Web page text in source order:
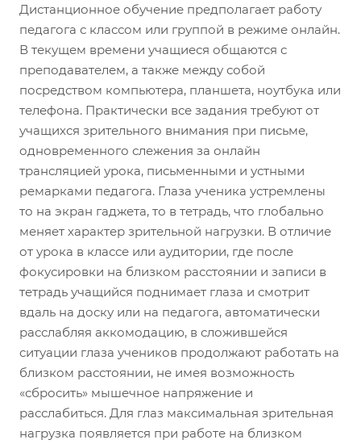
Дистанционное обучение предполагает работу
педагога с классом или группой в режиме онлайн.
В текущем времени учащиеся общаются с
преподавателем, а также между собой
посредством компьютера, планшета, ноутбука или
телефона. Практически все задания требуют от
учащихся зрительного внимания при письме,
одновременного слежения за онлайн
трансляцией урока, письменными и устными
ремарками педагога. Глаза ученика устремлены
то на экран гаджета, то в тетрадь, что глобально
меняет характер зрительной нагрузки. В отличие
от урока в классе или аудитории, где после
фокусировки на близком расстоянии и записи в
тетрадь учащийся поднимает глаза и смотрит
вдаль на доску или на педагога, автоматически
расслабляя аккомодацию, в сложившейся
ситуации глаза учеников продолжают работать на
близком расстоянии, не имея возможность
«сбросить» мышечное напряжение и
расслабиться. Для глаз максимальная зрительная
нагрузка появляется при работе на близком